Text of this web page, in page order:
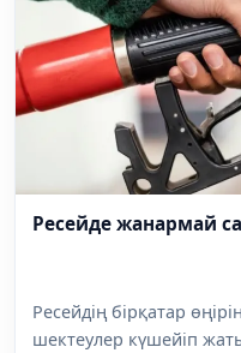
Ресейде жанармай
Ресейдің бірқатар
шектеулер күшейіп